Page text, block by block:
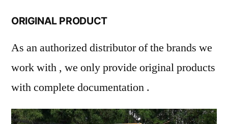
ORIGINAL PRODUCT
As an authorized distributor of the brands we
work with , we only provide original products
with complete documentation .